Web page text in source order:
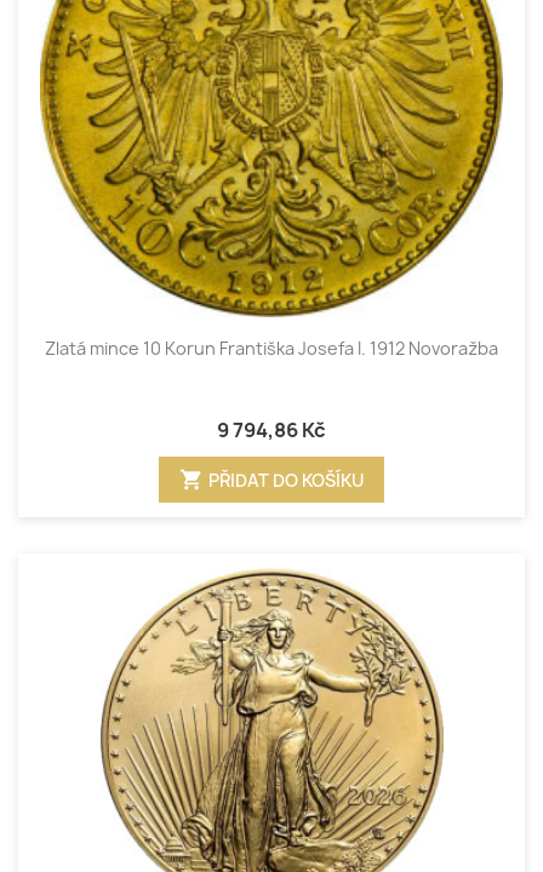
Zlatá mince 10 Korun Františka Josefa I. 1912 Novoražba
9 794,86 Kč
shopping_cart PŘIDAT DO KOŠÍKU